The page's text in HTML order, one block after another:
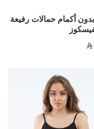
بدون أكمام حمالات رفيعة